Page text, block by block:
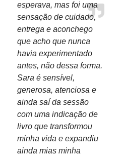
esperava, mas foi uma
sensação de cuidado,
entrega e aconchego
que acho que nunca
havia experimentado
antes, não dessa forma.
Sara é sensível,
generosa, atenciosa e
ainda saí da sessão
com uma indicação de
livro que transformou
minha vida e expandiu
ainda mias minha